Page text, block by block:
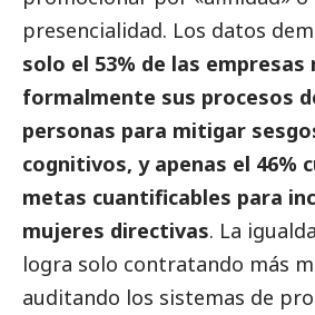
presencialidad. Los datos
solo el 53% de las empresas
formalmente sus procesos
personas para mitigar
cognitivos, y apenas el 46%
metas cuantificables para
mujeres directivas. La
logra solo contratando más
auditando los sistemas de